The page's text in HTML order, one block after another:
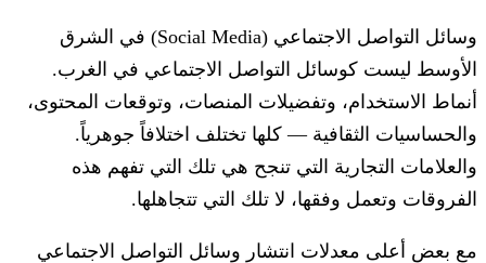
وسائل التواصل الاجتماعي (Social Media) في الشرق
الأوسط ليست كوسائل التواصل الاجتماعي في الغرب.
أنماط الاستخدام، وتفضيلات المنصات، وتوقعات المحتوى،
والحساسيات الثقافية — كلها تختلف اختلافاً جوهرياً.
والعلامات التجارية التي تنجح هي تلك التي تفهم هذه
الفروقات وتعمل وفقها، لا تلك التي تتجاهلها.
مع بعض أعلى معدلات انتشار وسائل التواصل الاجتماعي